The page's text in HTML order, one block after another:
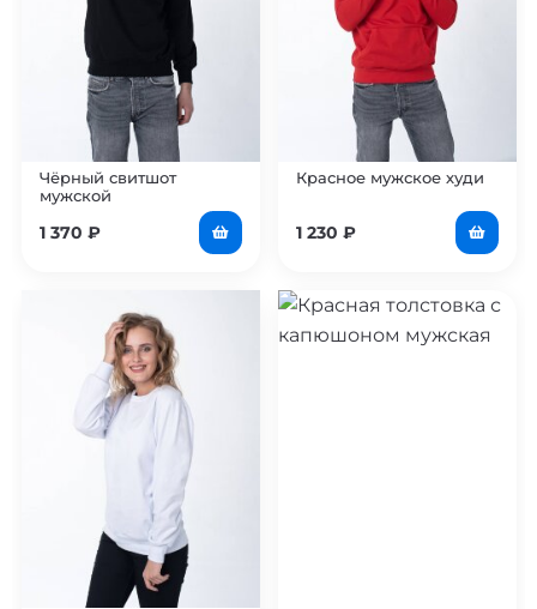
Чёрный свитшот
мужской
1 370 ₽
Красное мужское худи
1 230 ₽